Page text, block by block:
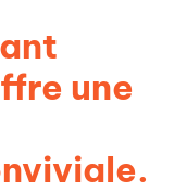
une